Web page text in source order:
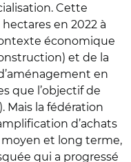
Cette
en 2022 à
économique
et de la
en
que l’objectif de
Mais la fédération
d’achats
et long terme,
qui a progressé